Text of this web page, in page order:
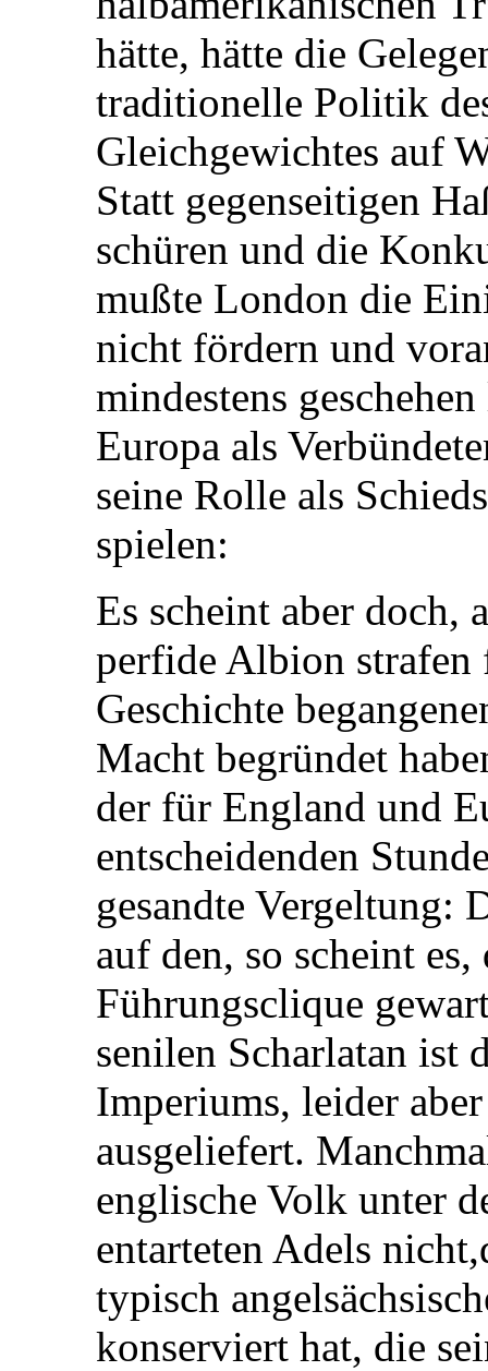
hätte, hätte die
traditionelle Politik
Gleichgewichtes auf
Statt gegenseitigen
schüren und die
mußte London die
nicht fördern und
mindestens
Europa als
seine Rolle als
spielen:
Es scheint aber doch,
perfide Albion
Geschichte
Macht begründet
der für England und
entscheidenden
gesandte Vergeltung:
auf den, so scheint
Führungsclique
senilen Scharlatan ist
Imperiums, leider
ausgeliefert.
englische Volk unter
entarteten Adels
typisch
konserviert hat, die